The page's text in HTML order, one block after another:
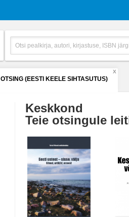
OTSING (EESTI KEELE SIHTASUTUS)
X
Keskkond
Teie otsingule